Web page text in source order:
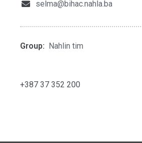
selma@bihac.nahla.ba
Group: Nahlin tim
+387 37 352 200